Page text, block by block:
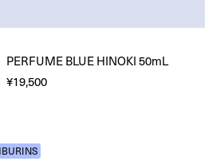
PERFUME BLUE HINOKI 50mL
¥19,500